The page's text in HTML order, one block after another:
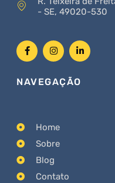
- SE, 49020-530
NAVEGAÇÃO
Home
Sobre
Blog
Contato